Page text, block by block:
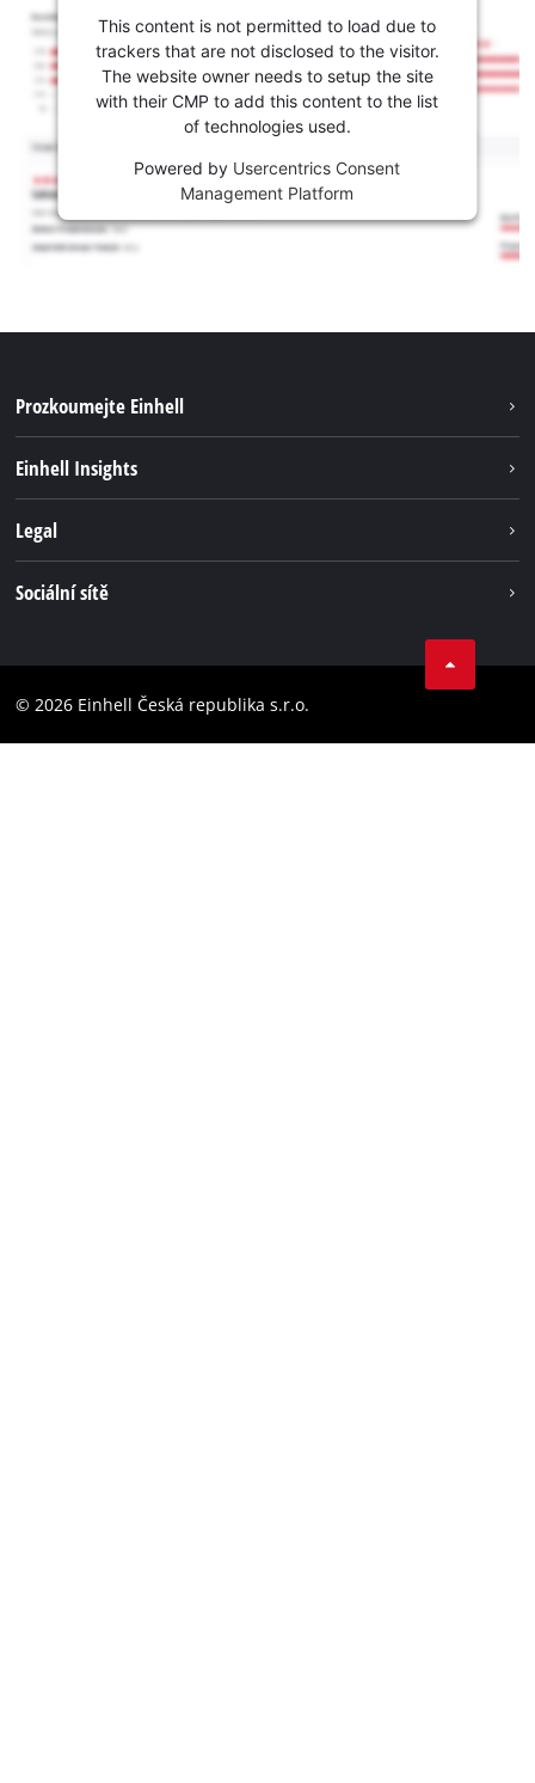
This content is not permitted to load due to
trackers that are not disclosed to the visitor.
The website owner needs to setup the site
with their CMP to add this content to the list
of technologies used.
Powered by Usercentrics Consent
Management Platform
Prozkoumejte Einhell
Systém akumulátorů
Einhell Insights
Legal
Prohlášení o přístupnosti
Sociální sítě
Instagram
© 2026 Einhell Česká republika s.r.o.